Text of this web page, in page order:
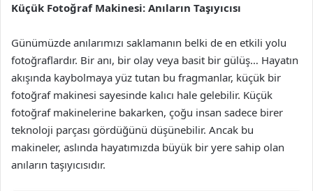
Küçük Fotoğraf Makinesi: Anıların Taşıyıcısı
Günümüzde anılarımızı saklamanın belki de en etkili yolu
fotoğraflardır. Bir anı, bir olay veya basit bir gülüş… Hayatın
akışında kaybolmaya yüz tutan bu fragmanlar, küçük bir
fotoğraf makinesi sayesinde kalıcı hale gelebilir. Küçük
fotoğraf makinelerine bakarken, çoğu insan sadece birer
teknoloji parçası gördüğünü düşünebilir. Ancak bu
makineler, aslında hayatımızda büyük bir yere sahip olan
anıların taşıyıcısıdır.